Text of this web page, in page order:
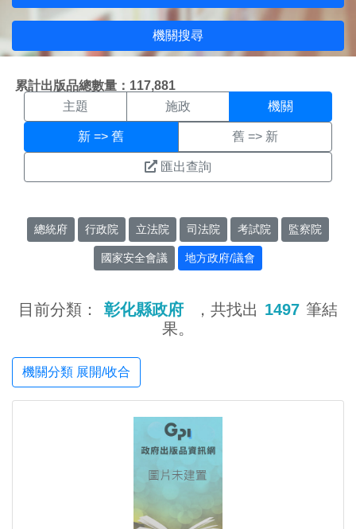
機關搜尋
累計出版品總數量：117,881
機關搜尋結果頁面
主題 施政 機關
新 => 舊 舊 => 新
匯出查詢
總統府 行政院 立法院 司法院 考試院 監察院
國家安全會議 地方政府/議會
目前分類： 彰化縣政府 ，共找出 1497 筆結
果。
機關分類 展開/收合